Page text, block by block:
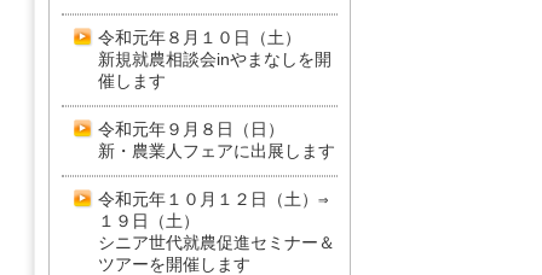
令和元年８月１０日（土）
新規就農相談会inやまなしを開
催します
令和元年９月８日（日）
新・農業人フェアに出展します
令和元年１０月１２日（土）⇒
１９日（土）
シニア世代就農促進セミナー＆
ツアーを開催します